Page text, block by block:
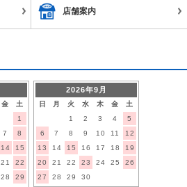
店舗案内
金
土
1
7
8
14
15
21
22
28
29
2026年9月
日 月 火 水 木 金
土
1
2 3 4
5
6
7 8 9 10 11
12
13
14 15 16 17 18
19
20
21 22 23 24 25
26
27
28 29 30